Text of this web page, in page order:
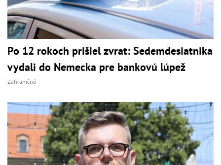
Po 12 rokoch prišiel zvrat: Sedemdesiatnika
vydali do Nemecka pre bankovú lúpež
Zahraničné